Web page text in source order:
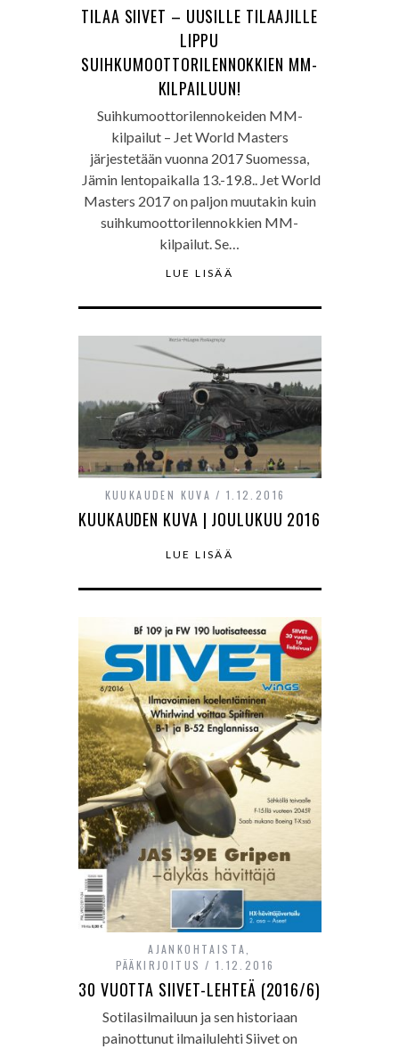
TILAA SIIVET – UUSILLE TILAAJILLE
LIPPU
SUIHKUMOOTTORILENNOKKIEN MM-
KILPAILUUN!
Suihkumoottorilennokeiden MM-
kilpailut – Jet World Masters
järjestetään vuonna 2017 Suomessa,
Jämin lentopaikalla 13.-19.8.. Jet World
Masters 2017 on paljon muutakin kuin
suihkumoottorilennokkien MM-
kilpailut. Se…
LUE LISÄÄ
KUUKAUDEN KUVA 1.12.2016
KUUKAUDEN KUVA | JOULUKUU 2016
LUE LISÄÄ
AJANKOHTAISTA
PÄÄKIRJOITUS
1.12.2016
30 VUOTTA SIIVET-LEHTEÄ (2016/6)
Sotilasilmailuun ja sen historiaan
painottunut ilmailulehti Siivet on